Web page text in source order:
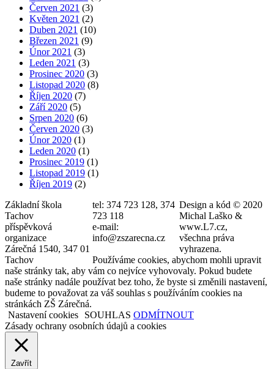
Červen 2021 (3)
Květen 2021 (2)
Duben 2021 (10)
Březen 2021 (9)
Únor 2021 (3)
Leden 2021 (3)
Prosinec 2020 (3)
Listopad 2020 (8)
Říjen 2020 (7)
Září 2020 (5)
Srpen 2020 (6)
Červen 2020 (3)
Únor 2020 (1)
Leden 2020 (1)
Prosinec 2019 (1)
Listopad 2019 (1)
Říjen 2019 (2)
Základní škola
Tachov
příspěvková
organizace
Zárečná 1540, 347 01
Tachov
tel: 374 723 128, 374
723 118
e-mail:
info@zszarecna.cz
Design a kód © 2020
Michal Laško &
www.L7.cz,
všechna práva
vyhrazena.
Používáme cookies, abychom mohli upravit
naše stránky tak, aby vám co nejvíce vyhovovaly. Pokud budete
naše stránky nadále používat bez toho, že byste si změnili nastavení,
budeme to považovat za váš souhlas s používáním cookies na
stránkách ZŠ Zárečná.
Nastavení cookies
SOUHLAS ODMÍTNOUT
Zásady ochrany osobních údajů a cookies
Zavřít